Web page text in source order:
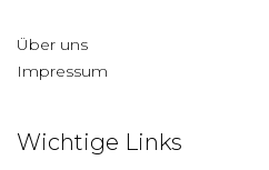
Über uns
Impressum
Wichtige Links